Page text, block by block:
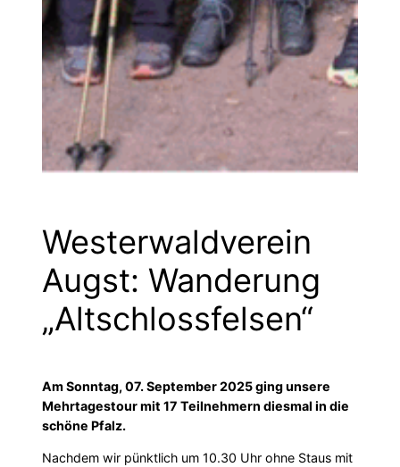
Westerwaldverein
Augst: Wanderung
„Altschlossfelsen“
Am Sonntag, 07. September 2025 ging unsere
Mehrtagestour mit 17 Teilnehmern diesmal in die
schöne Pfalz.
Nachdem wir pünktlich um 10.30 Uhr ohne Staus mit